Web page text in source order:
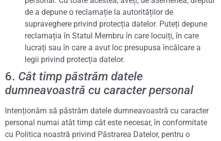
de a depune o reclamație la autorităților de
supraveghere privind protecția datelor. Puteți depune
reclamația în Statul Membru în care locuiți, în care
lucrați sau în care a avut loc presupusa încălcare a
legii privind protecția datelor.
6. Cât timp păstrăm datele
dumneavoastră cu caracter personal
Intenționăm să păstrăm datele dumneavoastră cu caracter
personal numai atât timp cât este necesar, în conformitate
cu Politica noastră privind Păstrarea Datelor, pentru o